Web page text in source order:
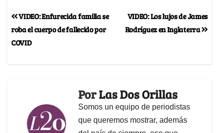
VIDEO: Los lujos de James
Rodríguez en Inglaterra
VIDEO: Enfurecida familia se
roba el cuerpo de fallecido por
COVID
PorLas Dos Orillas
Somos un equipo de periodistas
que queremos mostrar, además